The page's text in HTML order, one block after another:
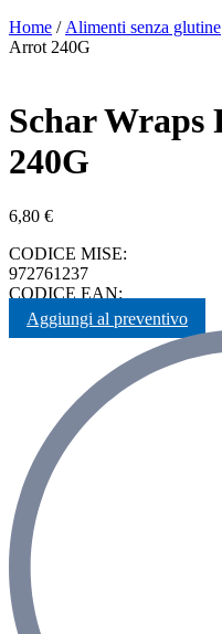
Home / Alimenti senza glutine
Arrot 240G
Schar
240G
6,80 €
CODICE MISE:
972761237
CODICE EAN:
Aggiungi al preventivo